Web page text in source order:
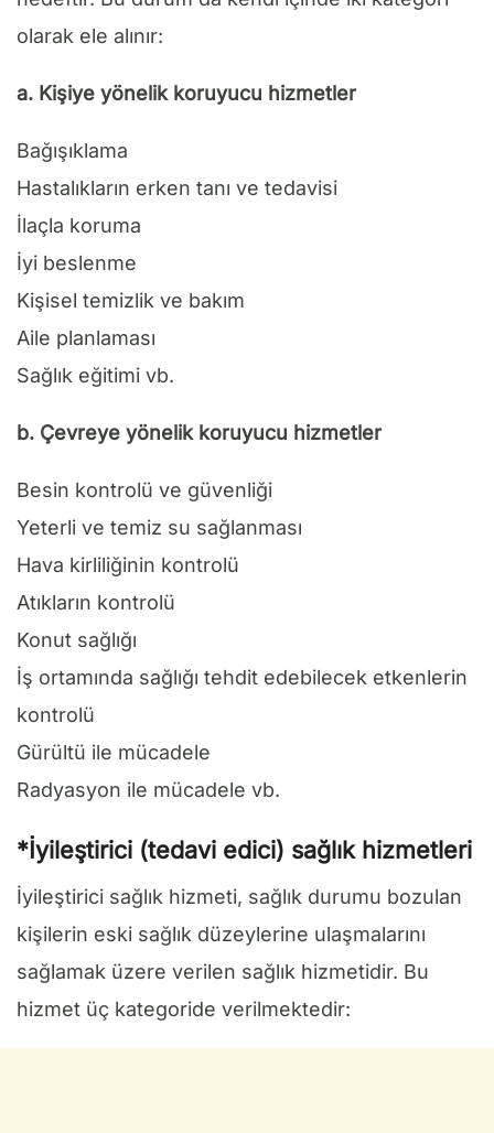
olarak ele alınır:
a. Kişiye yönelik koruyucu hizmetler
Bağışıklama
Hastalıkların erken tanı ve tedavisi
İlaçla koruma
İyi beslenme
Kişisel temizlik ve bakım
Aile planlaması
Sağlık eğitimi vb.
b. Çevreye yönelik koruyucu hizmetler
Besin kontrolü ve güvenliği
Yeterli ve temiz su sağlanması
Hava kirliliğinin kontrolü
Atıkların kontrolü
Konut sağlığı
İş ortamında sağlığı tehdit edebilecek etkenlerin
kontrolü
Gürültü ile mücadele
Radyasyon ile mücadele vb.
*İyileştirici (tedavi edici) sağlık hizmetleri
İyileştirici sağlık hizmeti, sağlık durumu bozulan
kişilerin eski sağlık düzeylerine ulaşmalarını
sağlamak üzere verilen sağlık hizmetidir. Bu
hizmet üç kategoride verilmektedir: